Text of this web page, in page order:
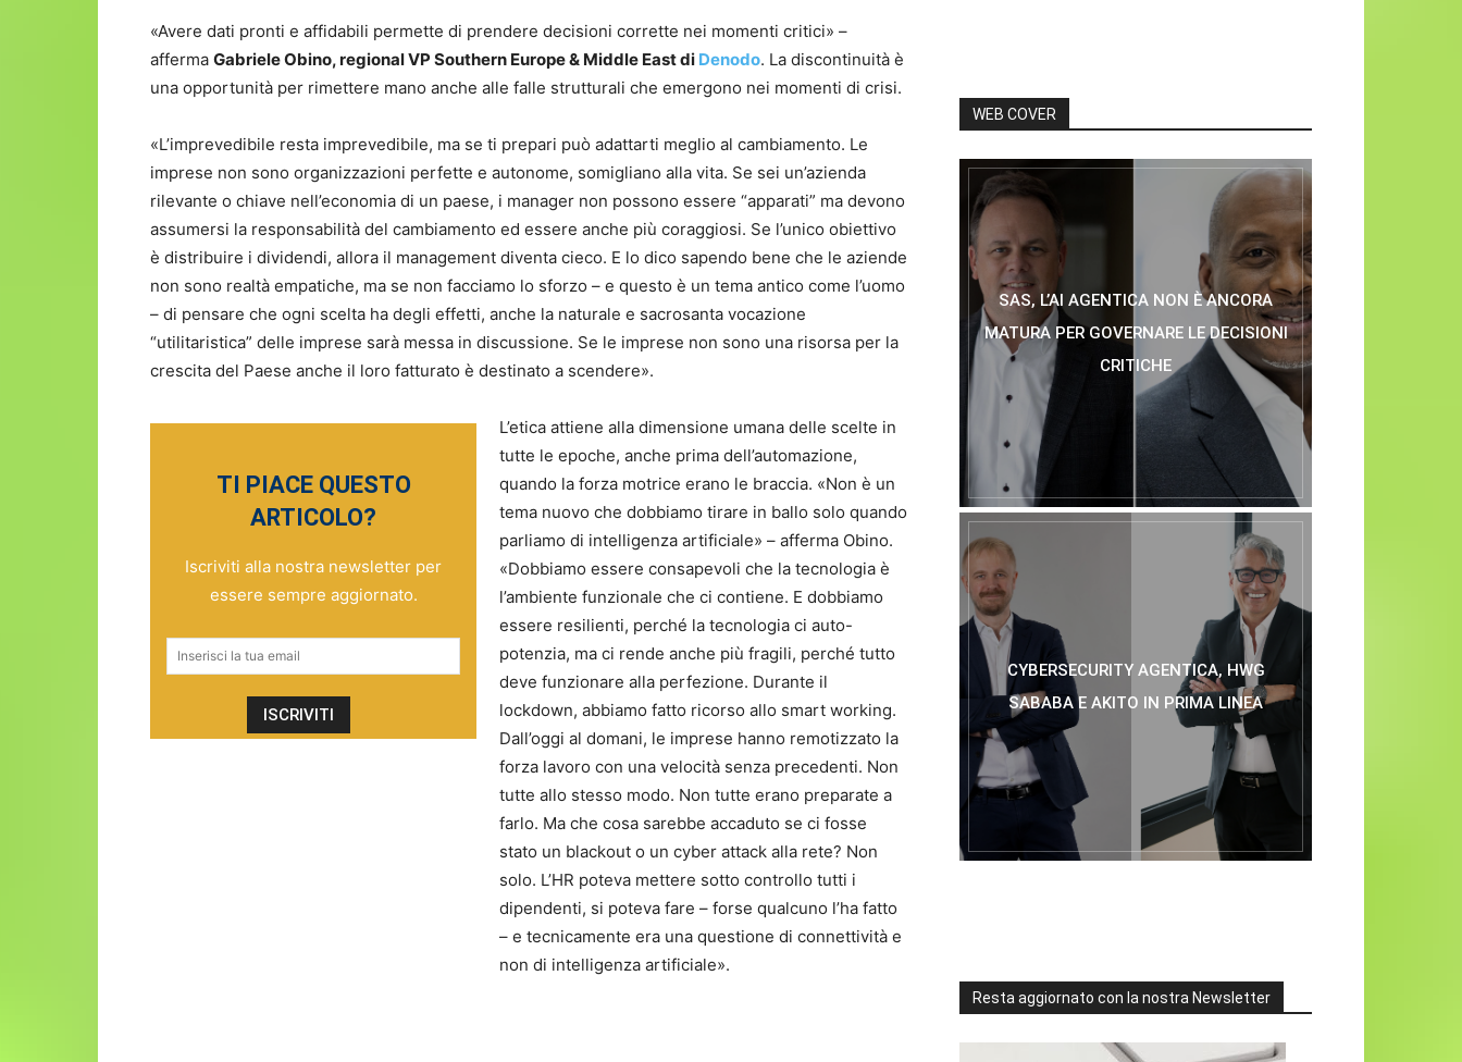
«Avere dati pronti e affidabili permette di prendere decisioni corrette nei momenti critici» –
afferma Gabriele Obino,regional VP Southern Europe & Middle East di Denodo. La discontinuità è
una opportunità per rimettere mano anche alle falle strutturali che emergono nei momenti di crisi.
«L’imprevedibile resta imprevedibile, ma se ti prepari può adattarti meglio al cambiamento. Le
imprese non sono organizzazioni perfette e autonome, somigliano alla vita. Se sei un’azienda
rilevante o chiave nell’economia di un paese, i manager non possono essere “apparati” ma devono
assumersi la responsabilità del cambiamento ed essere anche più coraggiosi. Se l’unico obiettivo
è distribuire i dividendi, allora il management diventa cieco. E lo dico sapendo bene che le aziende
non sono realtà empatiche, ma se non facciamo lo sforzo – e questo è un tema antico come l’uomo
– di pensare che ogni scelta ha degli effetti, anche la naturale e sacrosanta vocazione
“utilitaristica” delle imprese sarà messa in discussione. Se le imprese non sono una risorsa per la
crescita del Paese anche il loro fatturato è destinato a scendere».
TI PIACE QUESTO
ARTICOLO?
Iscriviti alla nostra newsletter per
essere sempre aggiornato.
L’etica attiene alla dimensione umana delle scelte in
tutte le epoche, anche prima dell’automazione,
quando la forza motrice erano le braccia. «Non è un
tema nuovo che dobbiamo tirare in ballo solo quando
parliamo di intelligenza artificiale» – afferma Obino.
«Dobbiamo essere consapevoli che la tecnologia è
l’ambiente funzionale che ci contiene. E dobbiamo
essere resilienti, perché la tecnologia ci auto-
potenzia, ma ci rende anche più fragili, perché tutto
deve funzionare alla perfezione. Durante il
lockdown, abbiamo fatto ricorso allo smart working.
Dall’oggi al domani, le imprese hanno remotizzato la
forza lavoro con una velocità senza precedenti. Non
tutte allo stesso modo. Non tutte erano preparate a
farlo. Ma che cosa sarebbe accaduto se ci fosse
stato un blackout o un cyber attack alla rete? Non
solo. L’HR poteva mettere sotto controllo tutti i
dipendenti, si poteva fare – forse qualcuno l’ha fatto
– e tecnicamente era una questione di connettività e
non di intelligenza artificiale».
WEB COVER
SAS, L’AI AGENTICA NON È ANCORA
MATURA PER GOVERNARE LE DECISIONI
CRITICHE
CYBERSECURITY AGENTICA, HWG
SABABA E AKITO IN PRIMA LINEA
Resta aggiornato con la nostra Newsletter